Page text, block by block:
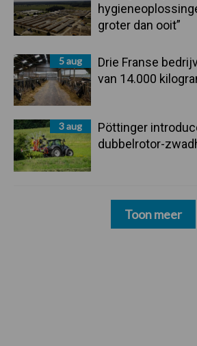
groter dan ooit”
5 aug
Drie Franse
van 14.000
3 aug
Pöttinger
dubbelrotor-
Toon meer